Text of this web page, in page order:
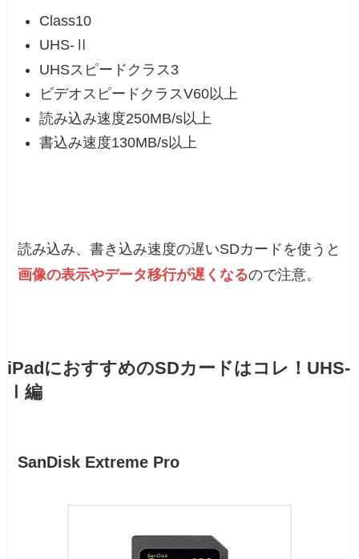
Class10
UHS-Ⅱ
UHSスピードクラス3
ビデオスピードクラスV60以上
読み込み速度250MB/s以上
書込み速度130MB/s以上
読み込み、書き込み速度の遅いSDカードを使うと
画像の表示やデータ移行が遅くなるので注意。
iPadにおすすめのSDカードはコレ！UHS-
Ⅰ編
SanDisk Extreme Pro